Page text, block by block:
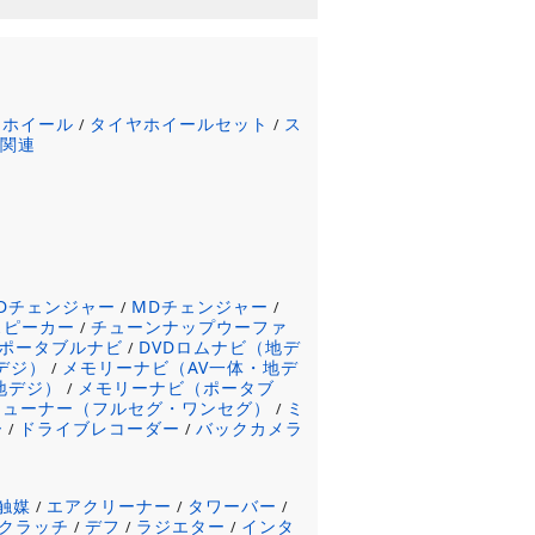
イール / タイヤホイールセット / ス
連
チェンジャー / MDチェンジャー /
ーカー /チューンナップウーファ
ータブルナビ / DVDロムナビ（地デ
）
/ メモリーナビ（AV一体・地デ
ジ）
/ メモリーナビ（ポータブ
ーナー（フルセグ・ワンセグ）
/ ミ
/ ドライブレコーダー /バックカメラ
媒 / エアクリーナー / タワーバー /
ラッチ /デフ / ラジエター / インタ